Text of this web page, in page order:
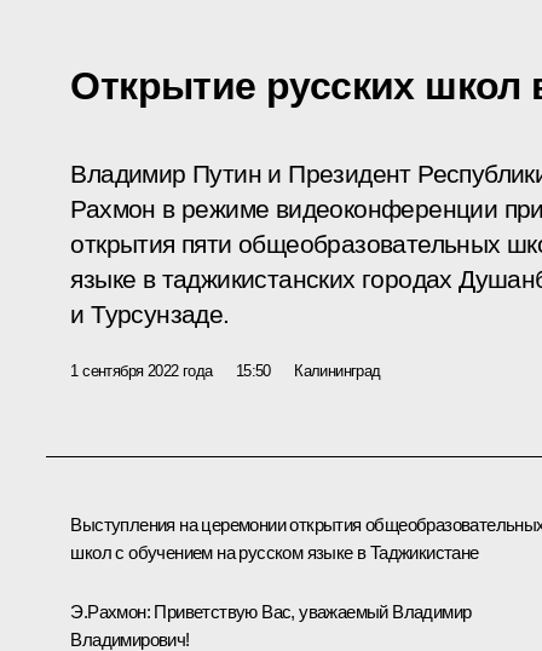
Открытие русских школ
Владимир Путин и Президент
Рахмон в режиме видеоконференции
открытия пяти общеобразовательных
языке в таджикистанских городах
и Турсунзаде.
1 сентября 2022 года 15:50 Калининград
Выступления на церемонии открытия
школ с обучением на русском языке в Таджикистане
Э.Рахмон: Приветствую Вас, уважаемый Владимир
Владимирович!